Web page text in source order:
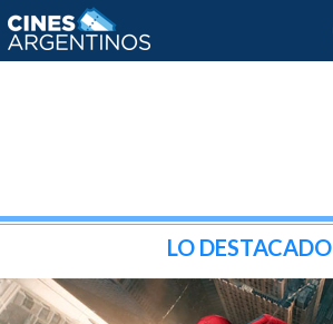
LO DESTACADO